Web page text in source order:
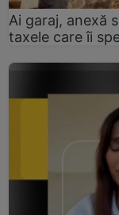
Ai garaj, anexă
taxele care îi